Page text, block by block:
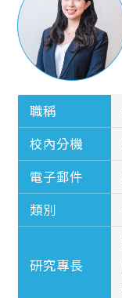
職稱
校內分機
電子郵件
類別
研究專長